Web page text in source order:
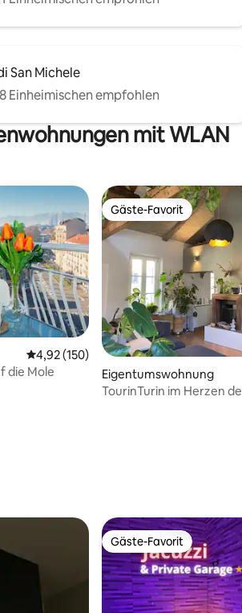
San Michele
Einheimischen empfohlen
mit WLAN
158 Bewertungen
Durchschnittliche Bewertung: 4,92
4,92 (150)
die Mole
Gäste-Favorit
Gäste-Favorit
Eigentumswohnung
TourinTurin im Herzen
Gäste-Favorit
Gäste-Favorit